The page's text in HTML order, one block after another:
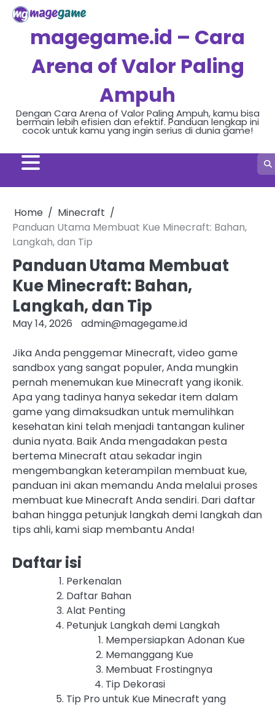
Skip
contentmagegame.id – Cara
Arena of Valor Paling
Ampuh
Dengan Cara Arena of Valor Paling Ampuh, kamu bisa
bermain lebih efisien dan efektif. Panduan lengkap ini
cocok untuk kamu yang ingin serius di dunia game!
Home
Minecraft
Panduan Utama Membuat Kue Minecraft: Bahan,
Langkah, dan Tip
Panduan Utama Membuat
Kue Minecraft: Bahan,
Langkah, dan Tip
May 14, 2026 admin@magegame.id
Jika Anda penggemar Minecraft, video game
sandbox yang sangat populer, Anda mungkin
pernah menemukan kue Minecraft yang ikonik.
Apa yang tadinya hanya sekedar item dalam
game yang dimaksudkan untuk memulihkan
kesehatan kini telah menjadi tantangan kuliner
dunia nyata. Baik Anda mengadakan pesta
bertema Minecraft atau sekadar ingin
mengembangkan keterampilan membuat kue,
panduan ini akan memandu Anda melalui proses
membuat kue Minecraft Anda sendiri. Dari daftar
bahan hingga petunjuk langkah demi langkah dan
tips ahli, kami siap membantu Anda!
Daftar isi
Perkenalan
Daftar Bahan
Alat Penting
Petunjuk Langkah demi Langkah
Mempersiapkan Adonan Kue
Memanggang Kue
Membuat Frostingnya
Tip Dekorasi
Tip Pro untuk Kue Minecraft yang